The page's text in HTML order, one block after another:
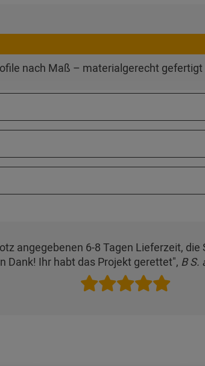
nach Maß – materialgerecht
angegebenen 6-8 Tagen Lieferzeit,
Dank! Ihr habt das Projekt gerettet", B S.